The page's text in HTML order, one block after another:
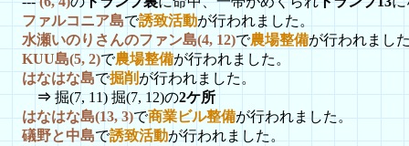
ファルコニア島で誘致活動が行われました。
水瀬いのりさんのファン島(4, 12)で農場整備が行われまし
KUU島(5, 2)で農場整備が行われました。
はなはな島で掘削 が行われました。
⇒掘(7, 11) 掘(7, 12)の2ケ所
はなはな島(13, 3)で商業ビル整備が行われました。
礒野と中島で誘致活動が行われました。